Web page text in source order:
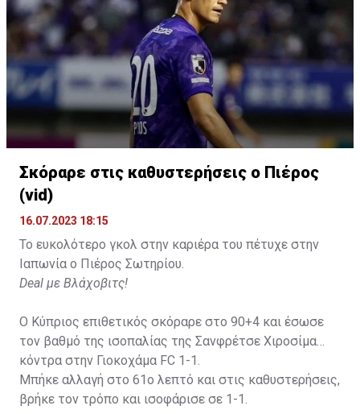
Σκόραρε στις καθυστερήσεις ο Πιέρος
(vid)
16.07.2023 18:15
Το ευκολότερο γκολ στην καριέρα του πέτυχε στην
Ιαπωνία ο Πιέρος Σωτηρίου.
Deal με Βλάχοβιτς!
Ο Κύπριος επιθετικός σκόραρε στο 90+4 και έσωσε
τον βαθμό της ισοπαλίας της Σανφρέτσε Χιροσίμα
κόντρα στην Γιοκοχάμα FC 1-1.
Μπήκε αλλαγή στο 61ο λεπτό και στις καθυστερήσεις,
βρήκε τον τρόπο και ισοφάρισε σε 1-1.